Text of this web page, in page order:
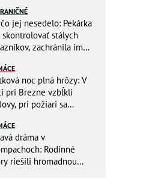
života
jej nesedelo: Pekárka
skontrolovať stálych
zachránila im
noc plná hrôzy: V
pri Brezne vzbĺkli
pri požiari sa
dráma v
Rodinné
riešili hromadnou